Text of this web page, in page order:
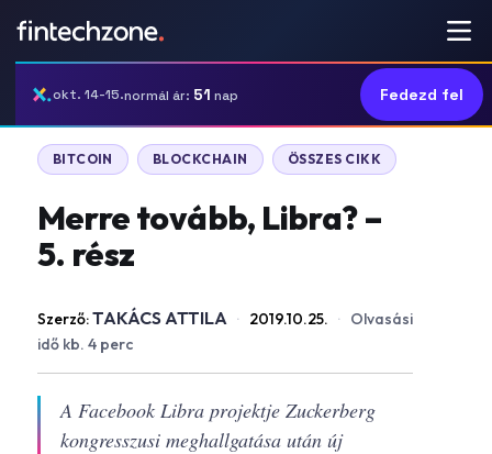
okt. 14-15.normál ár: 51 nap Fedezd fel
BITCOIN BLOCKCHAIN ÖSSZES CIKK
Merre tovább, Libra? –
5. rész
Szerző:TAKÁCS ATTILA · 2019.10.25. · Olvasási
idő kb. 4 perc
A Facebook Libra projektje Zuckerberg
kongresszusi meghallgatása után új